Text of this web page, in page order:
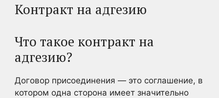
Контракт на адгезию
Что такое контракт на
адгезию?
Договор присоединения — это соглашение, в
котором одна сторона имеет значительно